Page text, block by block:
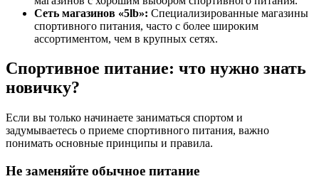
Сеть магазинов «5lb»: Специализированные магазины
спортивного питания, часто с более широким
ассортиментом, чем в крупных сетях.
Спортивное питание: что нужно знать
новичку?
Если вы только начинаете заниматься спортом и
задумываетесь о приеме спортивного питания, важно
понимать основные принципы и правила.
Не заменяйте обычное питание